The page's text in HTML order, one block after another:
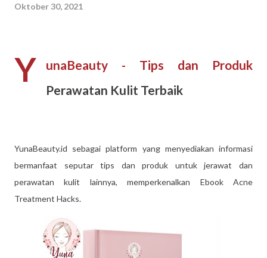
Oktober 30, 2021
Y
unaBeauty - Tips dan Produk
Perawatan Kulit Terbaik
YunaBeauty.id sebagai platform yang menyediakan informasi
bermanfaat seputar tips dan produk untuk jerawat dan
perawatan kulit lainnya, memperkenalkan Ebook Acne
Treatment Hacks.